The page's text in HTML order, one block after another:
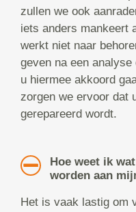
zullen we ook
iets anders mankeert
werkt niet naar
geven na een
u hiermee akkoord
zorgen we ervoor dat
gerepareerd wordt.
Hoe weet ik
worden aan
Het is vaak lastig om